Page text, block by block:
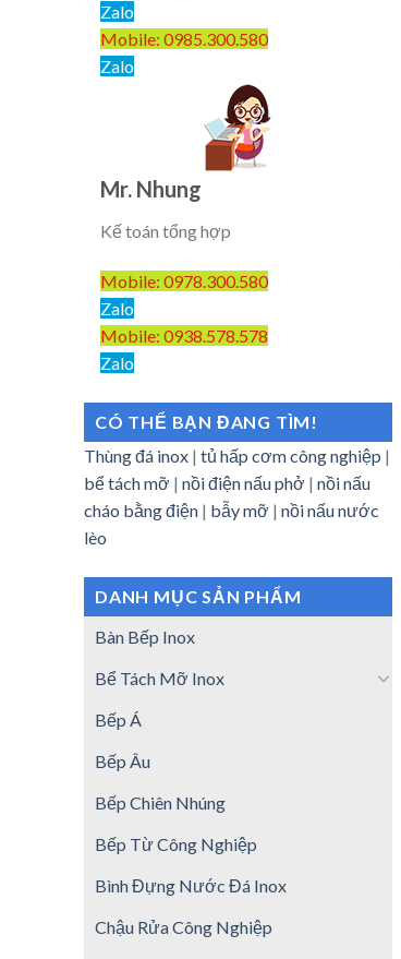
Zalo
Mobile: 0985.300.580
Zalo
Mr. Nhung
Kế toán tổng hợp
Mobile: 0978.300.580
Zalo
Mobile: 0938.578.578
Zalo
CÓ THỂ BẠN ĐANG TÌM!
Thùng đá inox | tủ hấp cơm công nghiệp |
bể tách mỡ | nồi điện nấu phở | nồi nấu
cháo bằng điện | bẫy mỡ | nồi nấu nước
lèo
DANH MỤC SẢN PHẨM
Bàn Bếp Inox
Bể Tách Mỡ Inox
Bếp Á
Bếp Âu
Bếp Chiên Nhúng
Bếp Từ Công Nghiệp
Bình Đựng Nước Đá Inox
Chậu Rửa Công Nghiệp